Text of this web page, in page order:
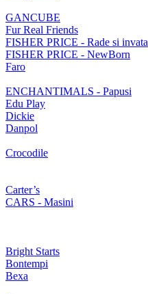
GANCUBE
Fur Real Friends
FISHER PRICE - Rade si invata
FISHER PRICE - NewBorn
Faro
ENCHANTIMALS - Papusi
Edu Play
Dickie
Danpol
Crocodile
Carter’s
CARS - Masini
Bright Starts
Bontempi
Bexa